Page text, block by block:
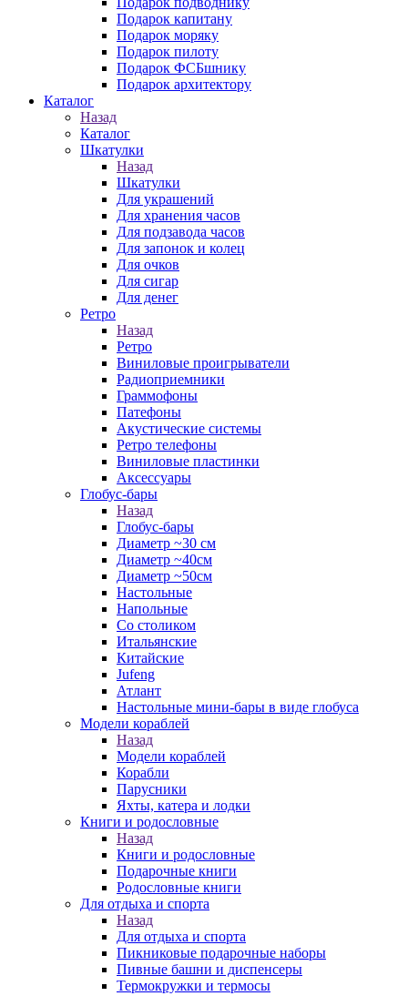
Подарок капитану
Подарок моряку
Подарок пилоту
Подарок ФСБшнику
Подарок архитектору
Каталог
Назад
Каталог
Шкатулки
Назад
Шкатулки
Для украшений
Для хранения часов
Для подзавода часов
Для запонок и колец
Для очков
Для сигар
Для денег
Ретро
Назад
Ретро
Виниловые проигрыватели
Радиоприемники
Граммофоны
Патефоны
Акустические системы
Ретро телефоны
Виниловые пластинки
Аксессуары
Глобус-бары
Назад
Глобус-бары
Диаметр ~30 см
Диаметр ~40см
Диаметр ~50см
Настольные
Напольные
Со столиком
Итальянские
Китайские
Jufeng
Атлант
Настольные мини-бары в виде глобуса
Модели кораблей
Назад
Модели кораблей
Корабли
Парусники
Яхты, катера и лодки
Книги и родословные
Назад
Книги и родословные
Подарочные книги
Родословные книги
Для отдыха и спорта
Назад
Для отдыха и спорта
Пикниковые подарочные наборы
Пивные башни и диспенсеры
Термокружки и термосы